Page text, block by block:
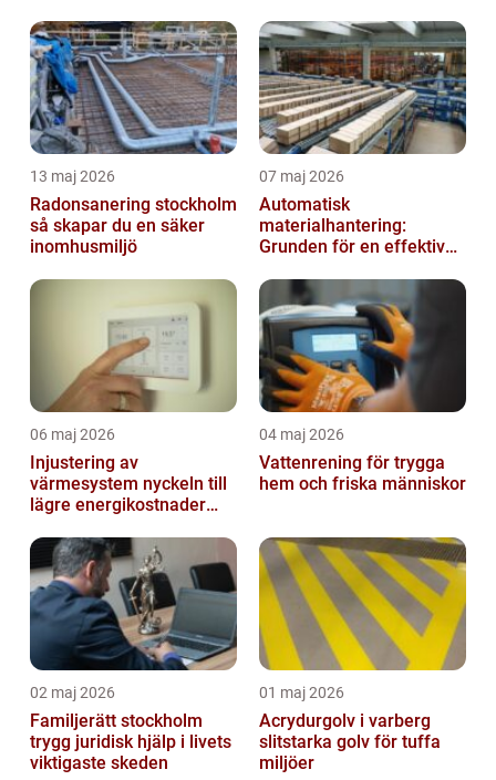
13 maj 2026
Radonsanering stockholm
så skapar du en säker
inomhusmiljö
07 maj 2026
Automatisk
materialhantering:
Grunden för en effektiv
06 maj 2026
Injustering av
värmesystem nyckeln till
lägre energikostnader
inomhusklimat
04 maj 2026
Vattenrening för trygga
hem och friska människor
02 maj 2026
Familjerätt stockholm
trygg juridisk hjälp i livets
viktigaste skeden
01 maj 2026
Acrydurgolv i varberg
slitstarka golv för tuffa
miljöer